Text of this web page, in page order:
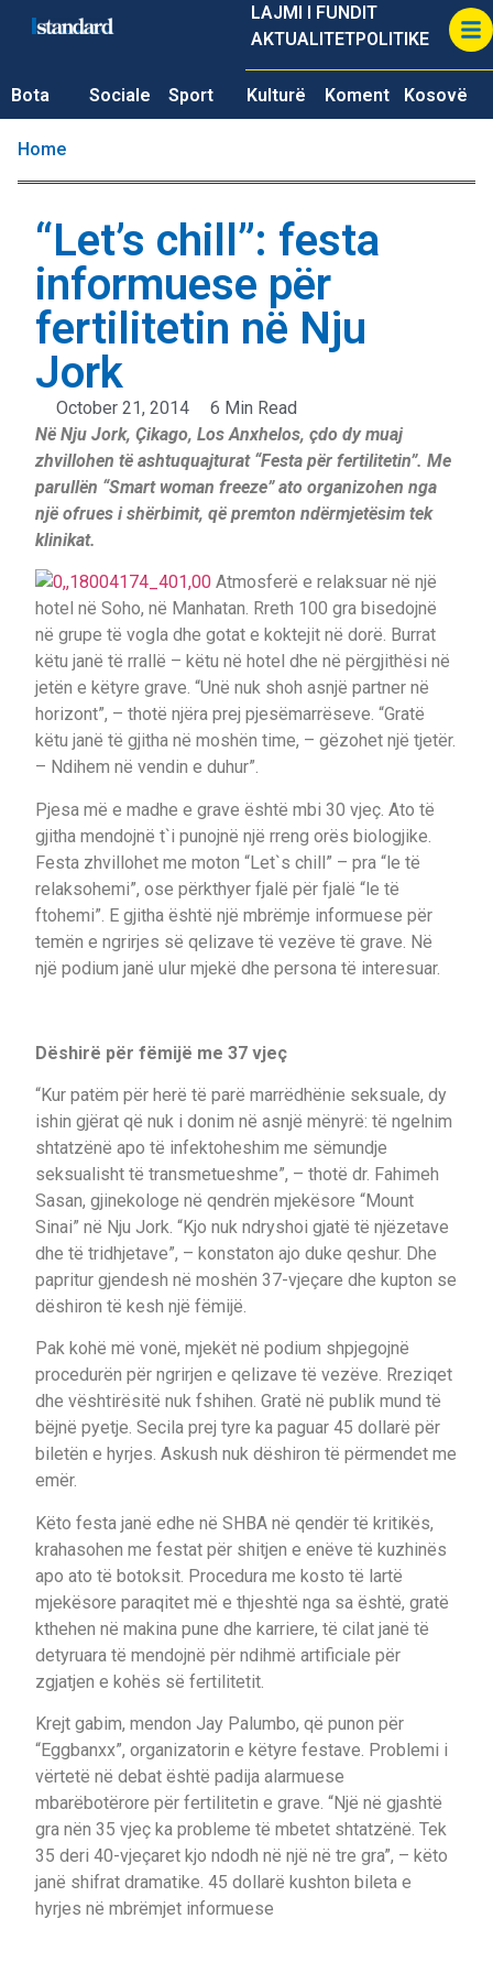
LAJMI I FUNDIT
AKTUALITETPOLITIKE
Bota Sociale Sport Kulturë Koment Kosovë
Home
“Let’s chill”: festa
informuese për
fertilitetin në Nju
Jork
October 21, 2014
6 Min Read
Në Nju Jork, Çikago, Los Anxhelos, çdo dy muaj
zhvillohen të ashtuquajturat “Festa për fertilitetin”. Me
parullën “Smart woman freeze” ato organizohen nga
një ofrues i shërbimit, që premton ndërmjetësim tek
klinikat.
Atmosferë e relaksuar në një
hotel në Soho, në Manhatan. Rreth 100 gra bisedojnë
në grupe të vogla dhe gotat e koktejit në dorë. Burrat
këtu janë të rrallë – këtu në hotel dhe në përgjithësi në
jetën e këtyre grave. “Unë nuk shoh asnjë partner në
horizont”, – thotë njëra prej pjesëmarrëseve. “Gratë
këtu janë të gjitha në moshën time, – gëzohet një tjetër.
– Ndihem në vendin e duhur”.
Pjesa më e madhe e grave është mbi 30 vjeç. Ato të
gjitha mendojnë t`i punojnë një rreng orës biologjike.
Festa zhvillohet me moton “Let`s chill” – pra “le të
relaksohemi”, ose përkthyer fjalë për fjalë “le të
ftohemi”. E gjitha është një mbrëmje informuese për
temën e ngrirjes së qelizave të vezëve të grave. Në
një podium janë ulur mjekë dhe persona të interesuar.
Dëshirë për fëmijë me 37 vjeç
“Kur patëm për herë të parë marrëdhënie seksuale, dy
ishin gjërat që nuk i donim në asnjë mënyrë: të ngelnim
shtatzënë apo të infektoheshim me sëmundje
seksualisht të transmetueshme”, – thotë dr. Fahimeh
Sasan, gjinekologe në qendrën mjekësore “Mount
Sinai” në Nju Jork. “Kjo nuk ndryshoi gjatë të njëzetave
dhe të tridhjetave”, – konstaton ajo duke qeshur. Dhe
papritur gjendesh në moshën 37-vjeçare dhe kupton se
dëshiron të kesh një fëmijë.
Pak kohë më vonë, mjekët në podium shpjegojnë
procedurën për ngrirjen e qelizave të vezëve. Rreziqet
dhe vështirësitë nuk fshihen. Gratë në publik mund të
bëjnë pyetje. Secila prej tyre ka paguar 45 dollarë për
biletën e hyrjes. Askush nuk dëshiron të përmendet me
emër.
Këto festa janë edhe në SHBA në qendër të kritikës,
krahasohen me festat për shitjen e enëve të kuzhinës
apo ato të botoksit. Procedura me kosto të lartë
mjekësore paraqitet më e thjeshtë nga sa është, gratë
kthehen në makina pune dhe karriere, të cilat janë të
detyruara të mendojnë për ndihmë artificiale për
zgjatjen e kohës së fertilitetit.
Krejt gabim, mendon Jay Palumbo, që punon për
“Eggbanxx”, organizatorin e këtyre festave. Problemi i
vërtetë në debat është padija alarmuese
mbarëbotërore për fertilitetin e grave. “Një në gjashtë
gra nën 35 vjeç ka probleme të mbetet shtatzënë. Tek
35 deri 40-vjeçaret kjo ndodh në një në tre gra”, – këto
janë shifrat dramatike. 45 dollarë kushton bileta e
hyrjes në mbrëmjet informuese